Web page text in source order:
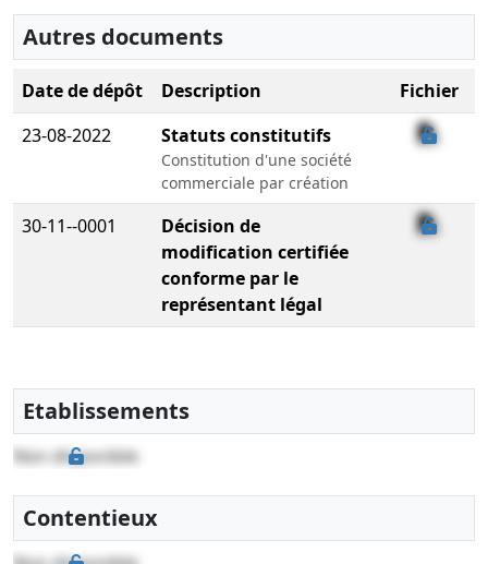
Autres documents
Date de dépôt Description
Fichier
23-08-2022
Statuts constitutifs
Constitution d'une société
commerciale par création
30-11--0001
Décision de
modification certifiée
conforme par le
représentant légal
Etablissements
Non disponible
Contentieux